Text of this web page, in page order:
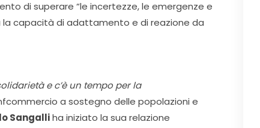
di superare “le incertezze, le emergenze e
la capacità di adattamento e di reazione da
e c’è un tempo per la
a sostegno delle popolazioni e
Sangalliha iniziato la sua relazione